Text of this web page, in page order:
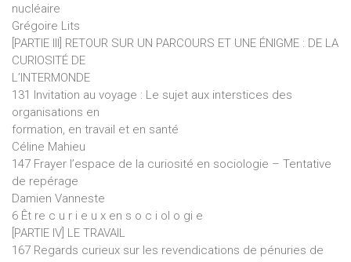
nucléaire
Grégoire Lits
[PARTIE III] RETOUR SUR UN PARCOURS ET UNE ÉNIGME : DE LA
CURIOSITÉ DE
L’INTERMONDE
131 Invitation au voyage : Le sujet aux interstices des
organisations en
formation, en travail et en santé
Céline Mahieu
147 Frayer l’espace de la curiosité en sociologie – Tentative
de repérage
Damien Vanneste
6 Êt re c u r i e u x en s o c i ol o gi e
[PARTIE IV] LE TRAVAIL
167 Regards curieux sur les revendications de pénuries de